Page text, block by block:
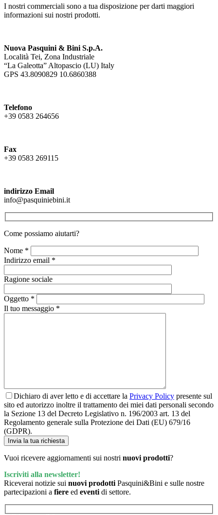
I nostri commerciali sono a tua disposizione per darti maggiori
informazioni sui nostri prodotti.
Nuova Pasquini & Bini S.p.A.
Località Tei, Zona Industriale
“La Galeotta” Altopascio (LU) Italy
GPS 43.8090829 10.6860388
Telefono
+39 0583 264656
Fax
+39 0583 269115
indirizzo Email
info@pasquiniebini.it
Come possiamo aiutarti?
Nome *
Indirizzo email *
Ragione sociale
Oggetto *
Il tuo messaggio *
Dichiaro di aver letto e di accettare la Privacy Policy presente sul
sito ed autorizzo inoltre il trattamento dei miei dati personali secondo
la Sezione 13 del Decreto Legislativo n. 196/2003 art. 13 del
Regolamento generale sulla Protezione dei Dati (EU) 679/16
(GDPR).
Vuoi ricevere aggiornamenti sui nostri nuovi prodotti?
Iscriviti alla newsletter!
Riceverai notizie sui nuovi prodotti Pasquini&Bini e sulle nostre
partecipazioni a fiere ed eventi di settore.